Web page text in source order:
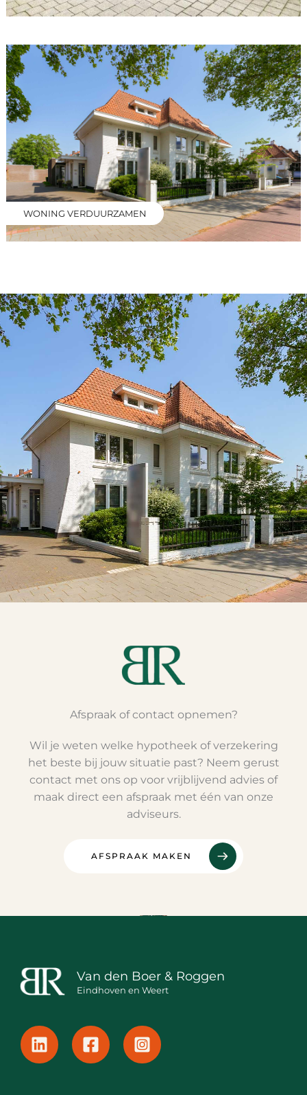
WONING VERDUURZAMEN
Afspraak of contact opnemen?
Wil je weten welke hypotheek of verzekering
het beste bij jouw situatie past? Neem gerust
contact met ons op voor vrijblijvend advies of
maak direct een afspraak met één van onze
adviseurs.
AFSPRAAK MAKEN
Van den Boer & Roggen
Eindhoven en Weert